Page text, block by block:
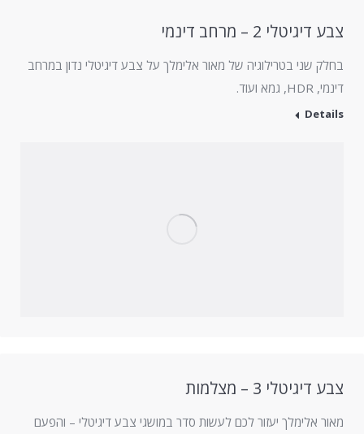
צבע דיגיטלי 2 – מרחב דינמי
בחלק שני בטרילוגיה של מאור אלימלך על צבע דיגיטלי נדון במרחב
דינמי, HDR, גמא ועוד.
Details
צבע דיגיטלי 3 – מצלמות
מאור אלימלך יעזור לכם לעשות סדר במושגי צבע דיגיטלי – והפעם